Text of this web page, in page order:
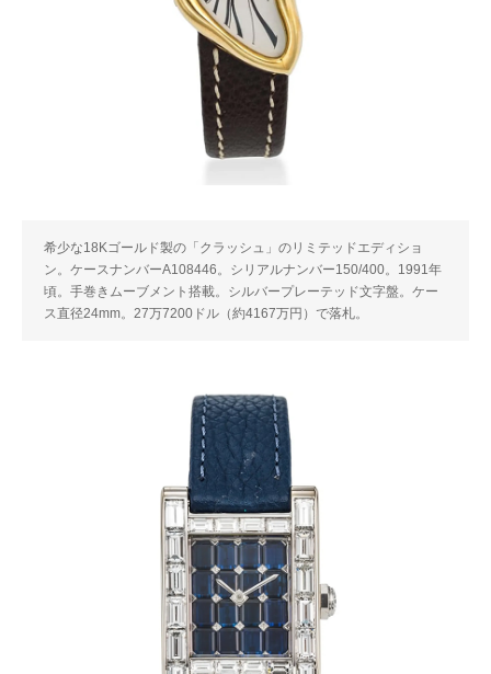
希少な18Kゴールド製の「クラッシュ」のリミテッドエディショ
ン。ケースナンバーA108446。シリアルナンバー150/400。1991年
頃。手巻きムーブメント搭載。シルバープレーテッド文字盤。ケー
ス直径24mm。27万7200ドル（約4167万円）で落札。